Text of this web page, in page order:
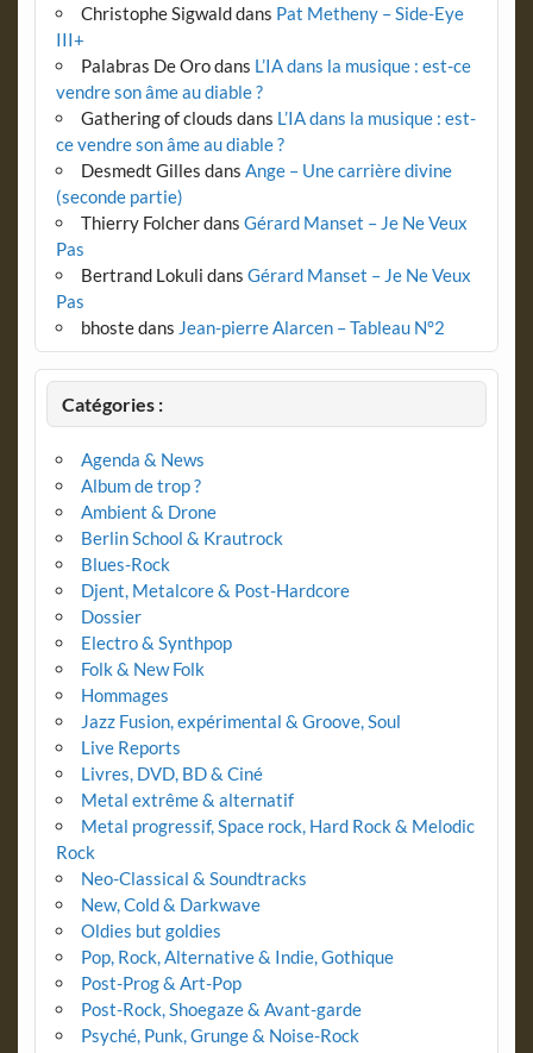
Christophe Sigwalddans Pat Metheny – Side-Eye
III+
Palabras De Orodans L’IA dans la musique : est-ce
vendre son âme au diable ?
Gathering of clouds dans L’IA dans la musique : est-
ce vendre son âme au diable ?
Desmedt Gilles dans Ange – Une carrière divine
(seconde partie)
Thierry Folcherdans Gérard Manset – Je Ne Veux
Pas
Bertrand Lokuli dans Gérard Manset – Je Ne Veux
Pas
bhostedans Jean-pierre Alarcen – Tableau N°2
Catégories :
Agenda & News
Album de trop ?
Ambient & Drone
Berlin School & Krautrock
Blues-Rock
Djent, Metalcore & Post-Hardcore
Dossier
Electro & Synthpop
Folk & New Folk
Hommages
Jazz Fusion, expérimental & Groove, Soul
Live Reports
Livres, DVD, BD & Ciné
Metal extrême & alternatif
Metal progressif, Space rock, Hard Rock & Melodic
Rock
Neo-Classical & Soundtracks
New, Cold & Darkwave
Oldies but goldies
Pop, Rock, Alternative & Indie, Gothique
Post-Prog & Art-Pop
Post-Rock, Shoegaze & Avant-garde
Psyché, Punk, Grunge & Noise-Rock